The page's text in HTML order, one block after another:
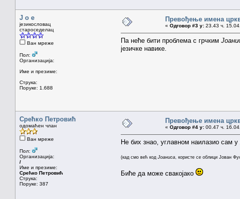
J o e
језикословац
староседелац
Ван мреже
Пол:
Организација:
Име и презиме:
Струка:
Поруке: 1.688
Превођење имена
« Одговор #3 у: 23.43 ч.
Па неће бити проблема с грчким Јоани
језичке навике.
Срећко Петровић
одомаћен члан
Ван мреже
Пол:
Организација:
/
Име и презиме:
Срећко Петровић
Струка:
Поруке: 387
Превођење имена
« Одговор #4 у: 00.47 ч.
Не бих знао, углавном наилазио сам у
(кад смо већ код Јоаниса , користе се облици Јован
Биће да може свакојако